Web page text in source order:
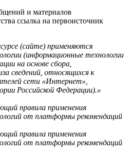
и материалов
ссылка на первоисточник
(сайте) применяются
(информационные технологии
на основе сбора,
сведений, относящихся к
сети «Интернет»,
Российской Федерации).»
правила применения
от платформы рекомендаций
правила применения
от платформы рекомендаций